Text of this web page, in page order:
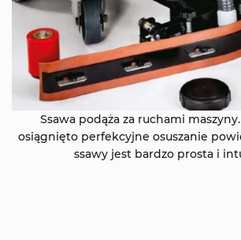
Ssawa podąża za ruchami
osiągnięto perfekcyjne osuszanie
ssawy jest bardzo prosta i